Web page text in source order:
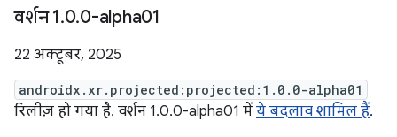
वर्शन 1.0.0-alpha01
22 अक्टूबर, 2025
androidx.xr.projected:projected:1.0.0-alpha01
रिलीज़ हो गया है. वर्शन 1.0.0-alpha01 में ये बदलाव शामिल हैं.